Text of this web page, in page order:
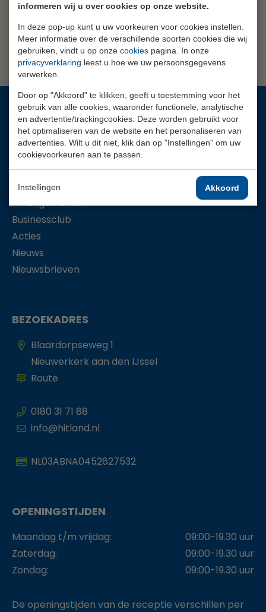
informeren wij u over cookies op onze website.
In deze pop-up kunt u uw voorkeuren voor cookies instellen.
Meer informatie over de verschillende soorten cookies die wij
gebruiken, vindt u op onze cookies pagina. In onze
privacyverklaring leest u hoe we uw persoonsgegevens
verwerken.
Door op "Akkoord" te klikken, geeft u toestemming voor het
gebruik van alle cookies, waaronder functionele, analytische
en advertentie/trackingcookies. Deze worden gebruikt voor
het optimaliseren van de website en het personaliseren van
advertenties. Wilt u dit niet, klik dan op "Instellingen" om uw
cookievoorkeuren aan te passen.
Instellingen Akkoord
MELD JE AAN VOOR DE NIEUWSBRIEF
Voor meer informatie verwijzen wij naar onsPrivacy
Statement.
MENU
Agenda
De baan
Tarieven
Arrangementen
Businessclub
Acties
Nieuws
Nieuwsbrieven
BEZOEKADRES
Blaardorpseweg 1
Nieuwerkerk aan den IJssel
Route
0180 31 71 88
info@hitland.nl
NL03ABNA0452627532
OPENINGSTIJDEN
Maandag t/m vrijdag:
09:00-19.30 uur
Zaterdag:
09:00-19.30 uur
Zondag:
09:00-19.30 uur
De openingstijden van de receptie verschillen per